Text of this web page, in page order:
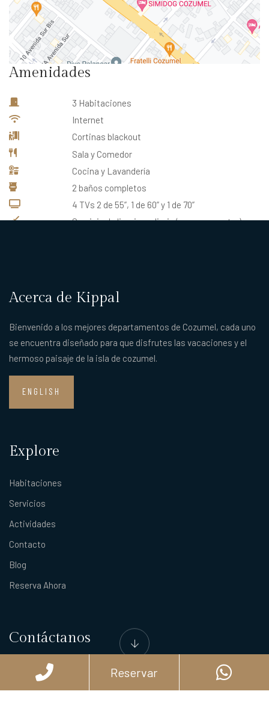
Amenidades
3 Habitaciones
Internet
Cortinas blackout
Sala y Comedor
Cocina y Lavandería
2 baños completos
4 TVs 2 de 55”, 1 de 60” y 1 de 70”
Servicio de limpieza diario (con cargo extra)
Acerca de Kippal
Bienvenido a los mejores departamentos de Cozumel, cada uno
se encuentra diseñado para que disfrutes las vacaciones y el
hermoso paisaje de la isla de cozumel.
ENGLISH
Explore
Habitaciones
Servicios
Actividades
Contacto
Blog
Reserva Ahora
Contáctanos
10a Avenida Sur 641, Centro, 77600 San Miguel de Cozumel, Q.R.
Reservar